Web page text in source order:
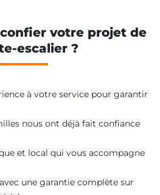
votre projet de
escalier ?
à votre service pour garantir
nous ont déjà fait confiance
et local qui vous accompagne
une garantie complète sur